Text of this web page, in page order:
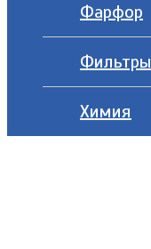
Фарфор
Фильтры
Химия